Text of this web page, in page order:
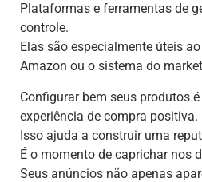
Plataformas e ferramentas de
controle.
Elas são especialmente úteis
Amazon ou o sistema do
Configurar bem seus produtos
experiência de compra positiva.
Isso ajuda a construir uma
É o momento de caprichar nos
Seus anúncios não apenas